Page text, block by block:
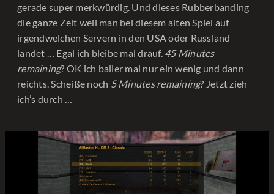
gerade super merkwürdig. Und dieses Rubberbanding
die ganze Zeit weil man bei diesem alten Spiel auf
irgendwelchen Servern in den USA oder Russland
landet … Egal ich bleibe mal drauf. 45 Minutes
remaining? OK ich baller mal nur ein wenig und dann
reichts. Scheiße noch 5 Minutes remaining? Jetzt zieh
ich’s durch …